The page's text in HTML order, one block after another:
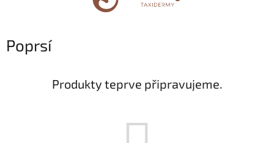
Poprsí
Produkty teprve připravujeme.